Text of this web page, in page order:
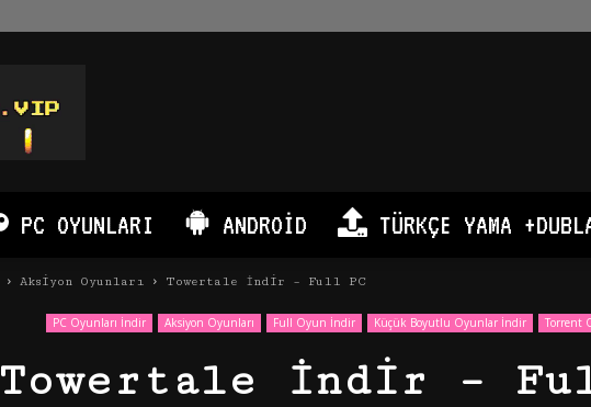
PC OYUNLARI ANDROID TÜRKÇE YAMA
Aksiyon Oyunları Towertale İndir – Full PC
PC Oyunları İndir Aksiyon Oyunları Full Oyun İndir Küçük Boyutlu Oyunlar İndir Torrent
Towertale İndir –